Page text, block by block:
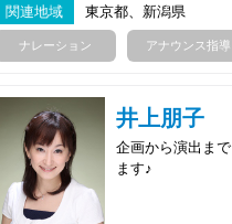
関連地域 東京都、新潟県
ナレーション アナウンス指導
井上朋子
企画から演出ま
ます♪